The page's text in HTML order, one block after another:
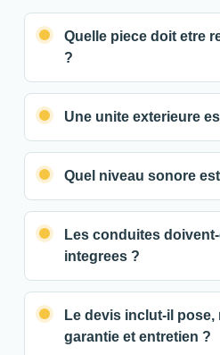
Quelle piece doit etre
?
Une unite exterieure
Quel niveau sonore
Les conduites
integrees ?
Le devis inclut-il pose,
garantie et entretien ?